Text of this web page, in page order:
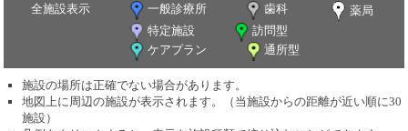
全施設表示 一般診療所 歯科
薬局
特定施設
訪問型
ケアプラン
通所型
施設の場所は正確でない場合があります。
地図上に周辺の施設が表示されます。（当施設からの距離が近い順に30
施設）